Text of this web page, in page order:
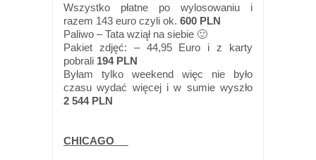
Wszystko płatne po wylosowaniu i
razem 143 euro czyli ok. 600 PLN
Paliwo – Tata wziął na siebie 🙂
Pakiet zdjęć: – 44,95 Euro i z karty
pobrali 194 PLN
Byłam tylko weekend więc nie było
czasu wydać więcej i w sumie wyszło
2 544 PLN
CHICAGO